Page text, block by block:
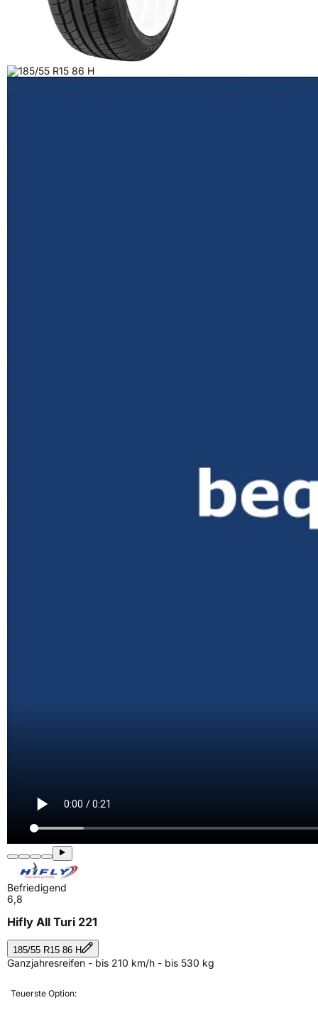
Befriedigend
6,8
Hifly All Turi 221
185/55 R15 86 H
Ganzjahresreifen - bis 210 km/h - bis 530 kg
Teuerste Option: